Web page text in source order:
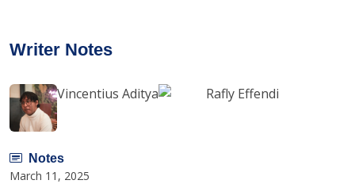
Writer Notes
Vincentius Aditya Rafly Effendi
Notes
March 11, 2025